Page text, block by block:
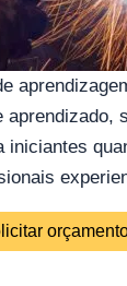
aprendizado,
iniciantes